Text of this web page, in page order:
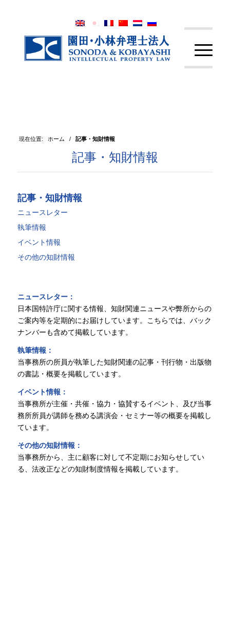
現在位置: ホーム / 記事・知財情報
記事・知財情報
記事・知財情報
ニュースレター
執筆情報
イベント情報
その他の知財情報
ニュースレター：
日本国特許庁に関する情報、知財関連ニュースや弊所からの
ご案内等を定期的にお届けしています。こちらでは、バック
ナンバーも含めて掲載しています。
執筆情報 ：
当事務所の所員が執筆した知財関連の記事・刊行物・出版物
の書誌・概要を掲載しています。
イベント情報 ：
当事務所が主催・共催・協力・協賛するイベント、及び当事
務所所員が講師を務める講演会・セミナー等の概要を掲載し
ています。
その他の知財情報 ：
当事務所から、主に顧客に対して不定期にお知らせしてい
る、法改正などの知財制度情報を掲載しています。